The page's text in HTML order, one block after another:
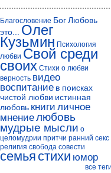
Благословение БогЛюбовь
это...
Олег
Кузьмин Психология
любви Свой среди
своих Стихи о любви
верность видео
воспитание в поисках
чистой любви истинная
любовь книги личное
мнениелюбовь
мудрые мысли о
целомудрии притчи ранний секс
религия свобода совести
семья стихи юмор
все теги